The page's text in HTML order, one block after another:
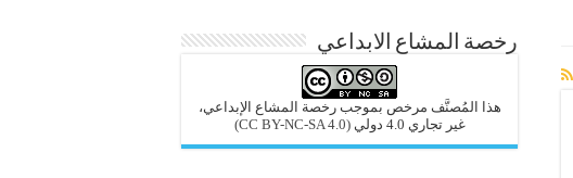
رخصة المشاع الابداعي
هذا المُصنَّف مرخص بموجب رخصة المشاع الإبداعي،
غير تجاري 4.0 دولي
(CC BY-NC-SA 4.0)